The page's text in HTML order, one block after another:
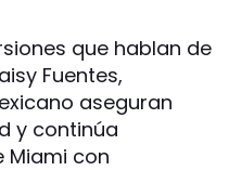
que hablan de
Fuentes,
aseguran
y continúa
Miami con